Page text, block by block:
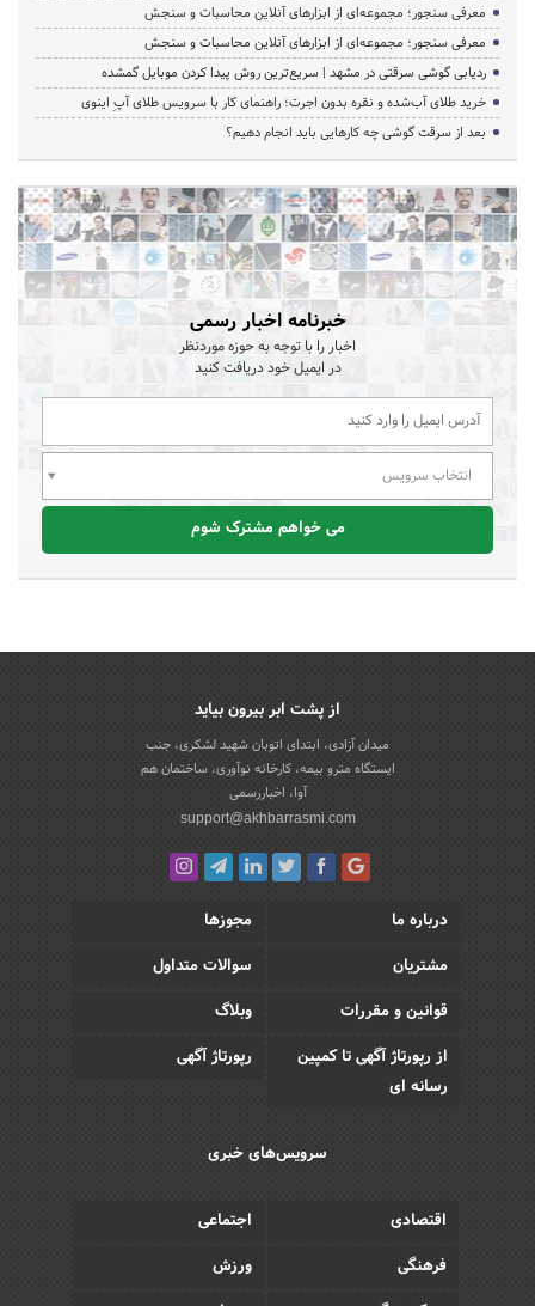
معرفی سنجور؛ مجموعه‌ای از ابزارهای آنلاین محاسبات و سنجش
معرفی سنجور؛ مجموعه‌ای از ابزارهای آنلاین محاسبات و سنجش
ردیابی گوشی سرقتی در مشهد | سریع‌ترین روش پیدا کردن موبایل گمشده
خرید طلای آب‌شده و نقره بدون اجرت؛ راهنمای کار با سرویس طلای آپِ اینوی
بعد از سرقت گوشی چه کارهایی باید انجام دهیم؟
خبرنامه اخبار رسمی
اخبار را با توجه به حوزه موردنظر
در ایمیل خود دریافت کنید
انتخاب سرویس
می خواهم مشترک شوم
از پشت ابر بیرون بیاید
میدان آزادی، ابتدای اتوبان شهید لشکری، جنب
ایستگاه مترو بیمه، کارخانه نوآوری، ساختمان هم
آوا، اخباررسمی
support@akhbarrasmi.com
درباره ما
مجوزها
مشتریان
سوالات متداول
قوانین و مقررات
وبلاگ
از رپورتاژ آگهی تا کمپین
رسانه ای
رپورتاژ آگهی
سرویس‌های خبری
اقتصادی
اجتماعی
فرهنگی
ورزش